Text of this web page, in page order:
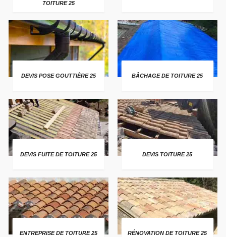
TOITURE 25
DEVIS POSE GOUTTIÈRE 25 BÂCHAGE DE TOITURE 25
DEVIS FUITE DE TOITURE 25 DEVIS TOITURE 25
ENTREPRISE DE TOITURE 25 RÉNOVATION DE TOITURE 25